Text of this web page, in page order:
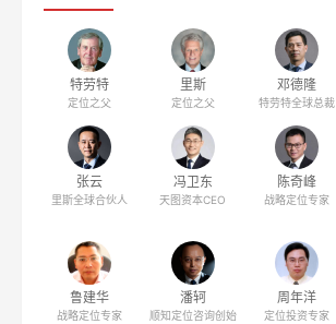
特劳特
定位之父
里斯
定位之父
邓德隆
特劳特全球总裁
张云
里斯全球合伙人
冯卫东
天图资本CEO
陈奇峰
战略定位专家
鲁建华
战略定位专家
潘轲
顺知定位咨询创始
周年洋
定位投资专家